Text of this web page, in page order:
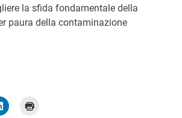
la sfida fondamentale della
paura della contaminazione